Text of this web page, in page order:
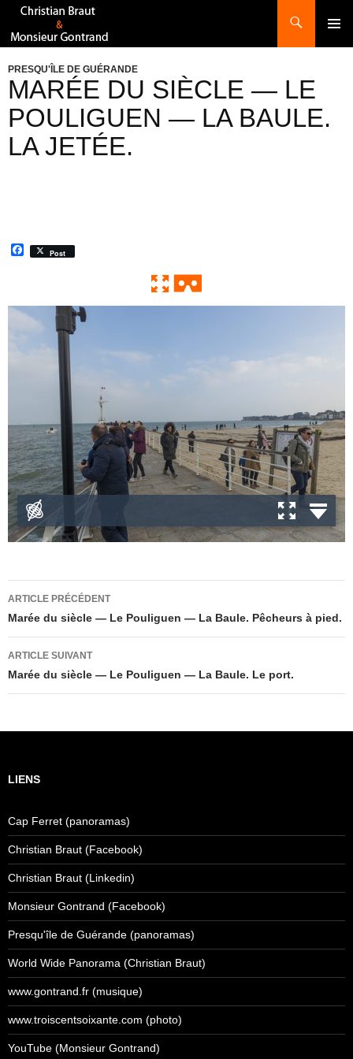
Recherche
AU
PRESQU'ÎLE DE GUÉRANDE
MARÉE DU SIÈCLE — LE
POULIGUEN — LA BAULE.
LA JETÉE.
F
a
o
Post
Exit VR
VR Setup
0:00 / 0:00
Navigation
des
articles
ARTICLE PRÉCÉDENT
Marée du siècle — Le Pouliguen — La Baule. Pêcheurs à pied.
ARTICLE SUIVANT
Marée du siècle — Le Pouliguen — La Baule. Le port.
LIENS
Cap Ferret (panoramas)
Christian Braut (Facebook)
Christian Braut (Linkedin)
Monsieur Gontrand (Facebook)
Presqu'île de Guérande (panoramas)
World Wide Panorama (Christian Braut)
www.gontrand.fr (musique)
www.troiscentsoixante.com (photo)
YouTube (Monsieur Gontrand)